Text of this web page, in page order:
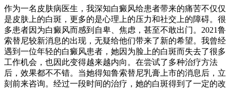
作为一名皮肤病医生，我深知白癜风给患者带来的痛苦不仅仅
是皮肤上的白斑，更多的是心理上的压力和社交上的障碍。很
多患者因为白癜风而感到自卑、焦虑，甚至不敢出门。2021鲁
索替尼较新消息的出现，无疑给他们带来了新的希望。我曾经
遇到一位年轻的白癜风患者，她因为脸上的白斑而失去了很多
工作机会，也因此变得越来越内向。在尝试了多种治疗方法
后，效果都不不错。当她得知鲁索替尼乳膏上市的消息后，立
刻前来咨询。经过一段时间的治疗，她的白斑得到了一定的改